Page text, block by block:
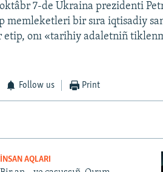
7-de Ukraina prezidenti
memleketleri bir sıra iqtisadiy
onı «tarihiy adaletniñ
Follow us Print
İNSAN AQLARI